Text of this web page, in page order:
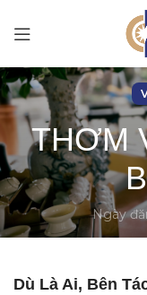
THƠM
Ngày
Dù Là Ai, Bên